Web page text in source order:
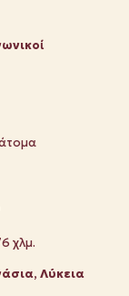
χλμ.
Λύκεια